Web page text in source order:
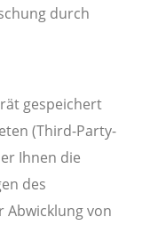
durch
gespeichert
(Third-Party-
Ihnen die
des
Abwicklung von